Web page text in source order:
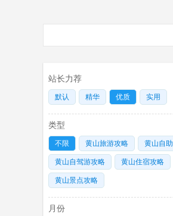
站长力荐
默认 精华 优质 实用
类型
不限 黄山旅游攻略 黄山自
黄山自驾游攻略 黄山住宿攻略
黄山景点攻略
月份